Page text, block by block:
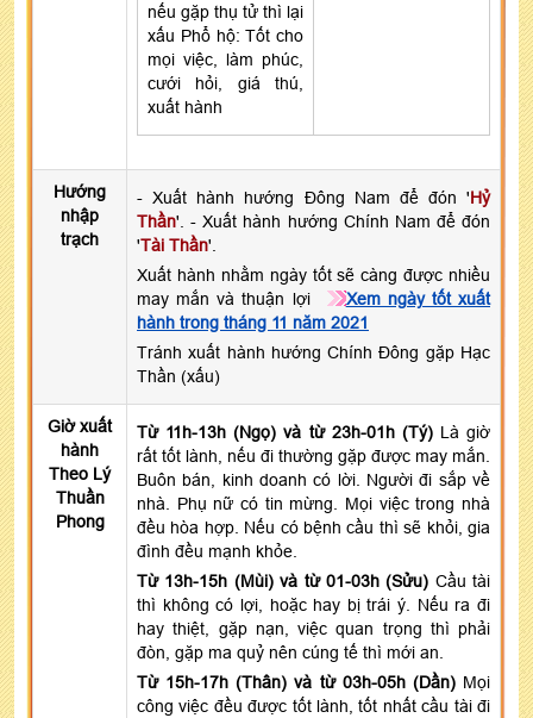
nếu gặp thụ tử thì lại
xấu Phổ hộ: Tốt cho
mọi việc, làm phúc,
cưới hỏi, giá thú,
xuất hành
Hướng
nhập
trạch
- Xuất hành hướng Đông Nam để đón 'Hỷ
Thần'. - Xuất hành hướng Chính Nam để đón
'Tài Thần'.
Xuất hành nhằm ngày tốt sẽ càng được nhiều
may mắn và thuận lợi
Xem ngày tốt xuất
hành trong tháng 11 năm 2021
Tránh xuất hành hướng Chính Đông gặp Hạc
Thần (xấu)
Giờ xuất
hành
Theo Lý
Thuần
Phong
Từ 11h-13h (Ngọ) và từ 23h-01h (Tý) Là giờ
rất tốt lành, nếu đi thường gặp được may mắn.
Buôn bán, kinh doanh có lời. Người đi sắp về
nhà. Phụ nữ có tin mừng. Mọi việc trong nhà
đều hòa hợp. Nếu có bệnh cầu thì sẽ khỏi, gia
đình đều mạnh khỏe.
Từ 13h-15h (Mùi) và từ 01-03h (Sửu) Cầu tài
thì không có lợi, hoặc hay bị trái ý. Nếu ra đi
hay thiệt, gặp nạn, việc quan trọng thì phải
đòn, gặp ma quỷ nên cúng tế thì mới an.
Từ 15h-17h (Thân) và từ 03h-05h (Dần) Mọi
công việc đều được tốt lành, tốt nhất cầu tài đi